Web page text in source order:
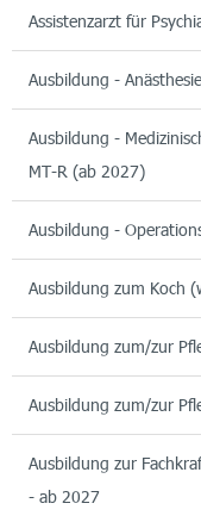
Assistenzarzt für
Ausbildung -
Ausbildung -
MT-R (ab 2027)
Ausbildung -
Ausbildung zum Koch
Ausbildung zum/zur
Ausbildung zum/zur
Ausbildung zur
- ab 2027